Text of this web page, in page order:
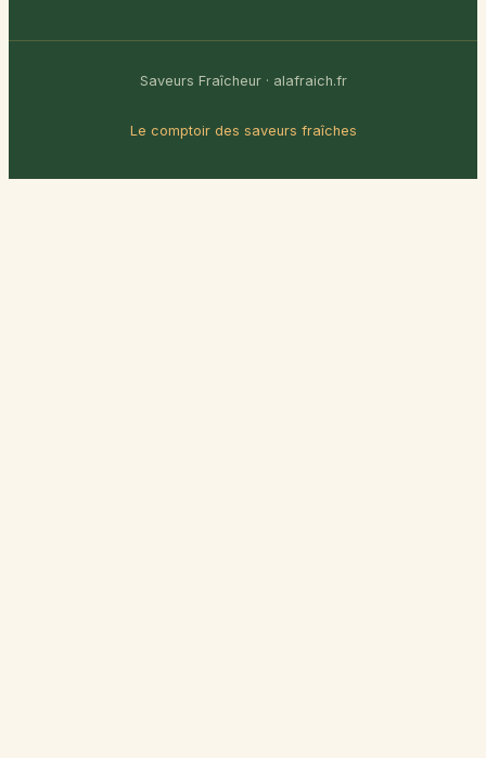
Saveurs Fraîcheur · alafraich.fr
Le comptoir des saveurs fraîches